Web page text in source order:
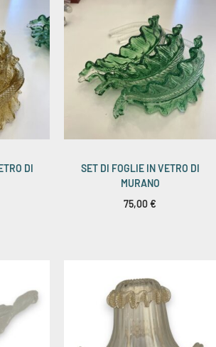
DI
SET DI FOGLIE IN VETRO DI
MURANO
75,00€